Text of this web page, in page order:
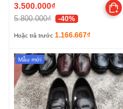
3.500.000₫
5.800.000₫ -40%
Hoặc trả trước 1.166.667₫
Mẫu mới